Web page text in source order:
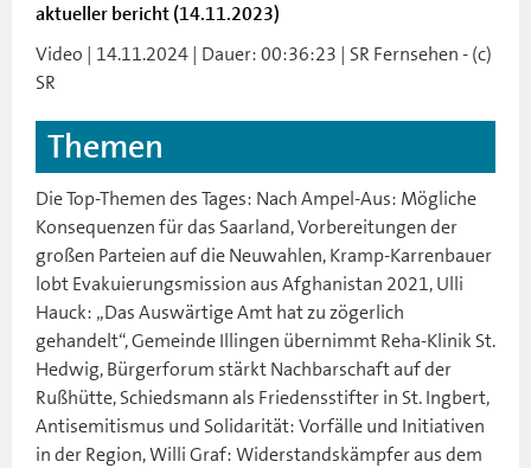
aktueller bericht (14.11.2023)
Video | 14.11.2024 | Dauer: 00:36:23 | SR Fernsehen - (c)
SR
Themen
Die Top-Themen des Tages: Nach Ampel-Aus: Mögliche
Konsequenzen für das Saarland, Vorbereitungen der
großen Parteien auf die Neuwahlen, Kramp-Karrenbauer
lobt Evakuierungsmission aus Afghanistan 2021, Ulli
Hauck: „Das Auswärtige Amt hat zu zögerlich
gehandelt“, Gemeinde Illingen übernimmt Reha-Klinik St.
Hedwig, Bürgerforum stärkt Nachbarschaft auf der
Rußhütte, Schiedsmann als Friedensstifter in St. Ingbert,
Antisemitismus und Solidarität: Vorfälle und Initiativen
in der Region, Willi Graf: Widerstandskämpfer aus dem